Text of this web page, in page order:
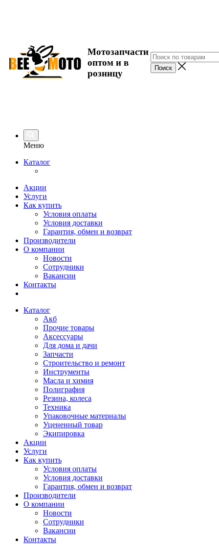
Мотозапчасти
оптом и в
розницу
Меню
Каталог
Акции
Услуги
Как купить
Условия оплаты
Условия доставки
Гарантия, обмен и возврат
Производители
О компании
Новости
Сотрудники
Вакансии
Контакты
Каталог
Акб
Прочие товары
Аксессуары
Для дома и дачи
Запчасти
Строительство и ремонт
Инструменты
Масла и химия
Полиграфия
Резина, колеса
Техника
Упаковочные материалы
Уцененный товар
Экипировка
Акции
Услуги
Как купить
Условия оплаты
Условия доставки
Гарантия, обмен и возврат
Производители
О компании
Новости
Сотрудники
Вакансии
Контакты